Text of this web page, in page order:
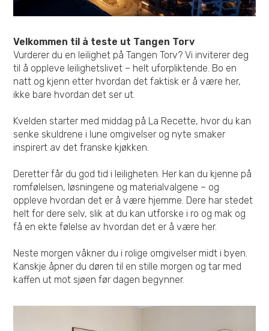
Velkommen til å teste ut Tangen Torv
Vurderer du en leilighet på Tangen Torv? Vi inviterer deg
til å oppleve leilighetslivet – helt uforpliktende. Bo en
natt og kjenn etter hvordan det faktisk er å være her,
ikke bare hvordan det ser ut.
Kvelden starter med middag på La Recette, hvor du kan
senke skuldrene i lune omgivelser og nyte smaker
inspirert av det franske kjøkken.
Deretter får du god tid i leiligheten. Her kan du kjenne på
romfølelsen, løsningene og materialvalgene – og
oppleve hvordan det er å være hjemme. Dere har stedet
helt for dere selv, slik at du kan utforske i ro og mak og
få en ekte følelse av hvordan det er å være her.
Neste morgen våkner du i rolige omgivelser midt i byen.
Kanskje åpner du døren til en stille morgen og tar med
kaffen ut mot sjøen før dagen begynner.